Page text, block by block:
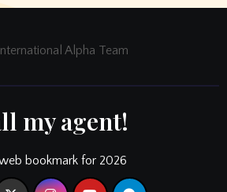
Alpha Team
my agent!
bookmark for 2026